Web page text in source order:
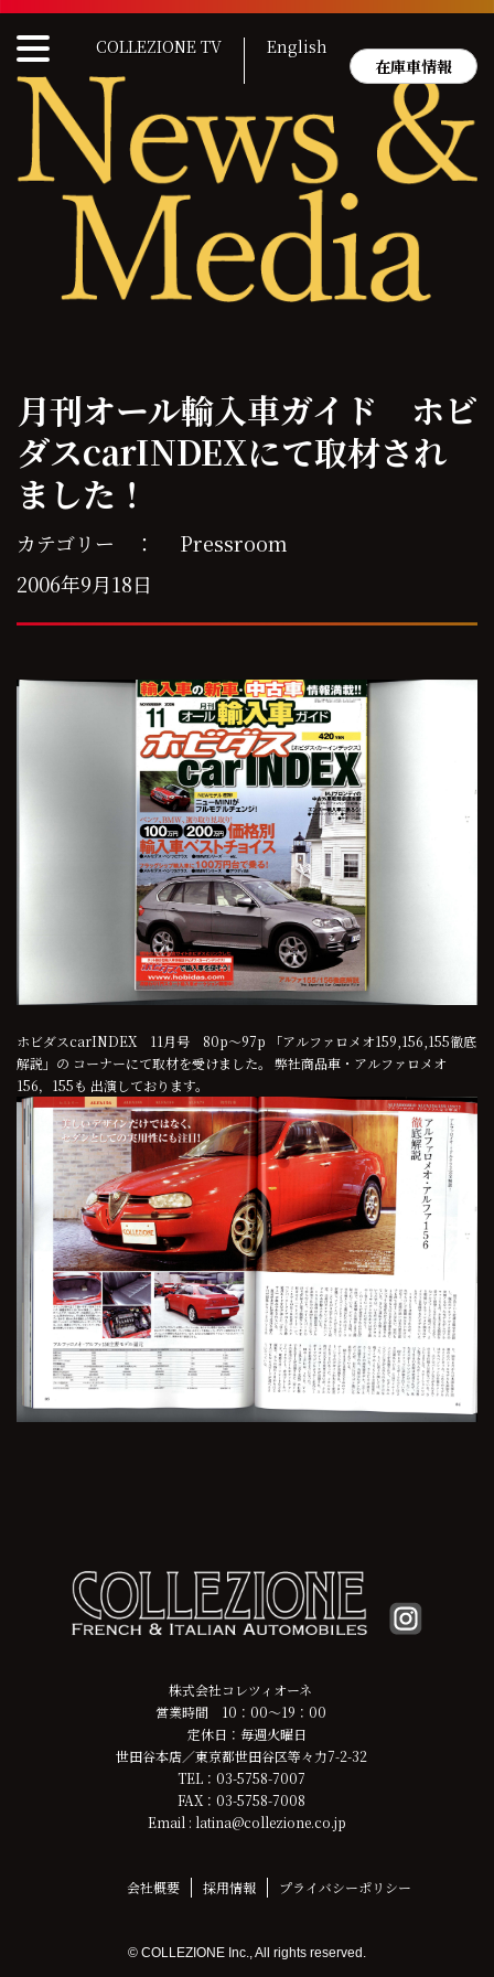
Skip
content
COLLEZIONE TV
English
在庫車情報
月刊オール輸入車ガイド ホビ
ダスcarINDEXにて取材され
ました！
カテゴリー ： Pressroom
2006年9月18日
ホビダスcarINDEX 11月号 80p～97p 「アルファロメオ159,156,155徹底
解説」の コーナーにて取材を受けました。 弊社商品車・アルファロメオ
156，155も 出演しております。
株式会社コレツィオーネ
営業時間 10：00～19：00
定休日：毎週火曜日
世田谷本店／東京都世田谷区等々力7-2-32
TEL：03-5758-7007
FAX：03-5758-7008
Email : latina@collezione.co.jp
会社概要 採用情報 プライバシーポリシー
© COLLEZIONE Inc., All rights reserved.